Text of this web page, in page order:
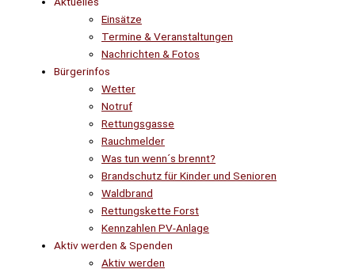
Einsätze
Termine & Veranstaltungen
Nachrichten & Fotos
Bürgerinfos
Wetter
Notruf
Rettungsgasse
Rauchmelder
Was tun wenn´s brennt?
Brandschutz für Kinder und Senioren
Waldbrand
Rettungskette Forst
Kennzahlen PV-Anlage
Aktiv werden & Spenden
Aktiv werden